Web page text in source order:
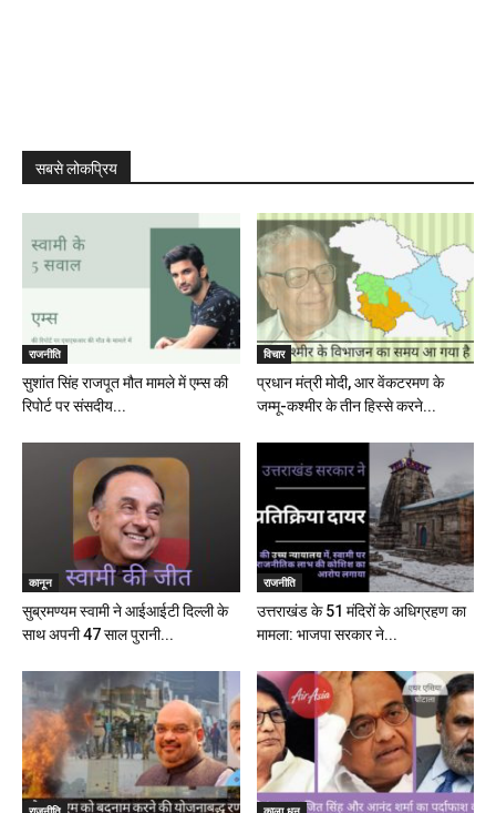
सबसे लोकप्रिय
राजनीति
सुशांत सिंह राजपूत मौत मामले में एम्स की
रिपोर्ट पर संसदीय...
विचार
प्रधान मंत्री मोदी, आर वेंकटरमण के
जम्मू-कश्मीर के तीन हिस्से करने...
कानून
सुब्रमण्यम स्वामी ने आईआईटी दिल्ली के
साथ अपनी 47 साल पुरानी...
राजनीति
उत्तराखंड के 51 मंदिरों के अधिग्रहण का
मामला: भाजपा सरकार ने...